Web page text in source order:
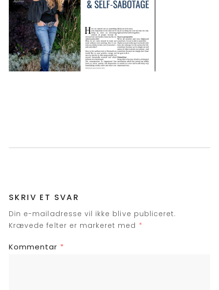
SKRIV ET SVAR
Din e-mailadresse vil ikke blive publiceret.
Krævede felter er markeret med *
Kommentar *